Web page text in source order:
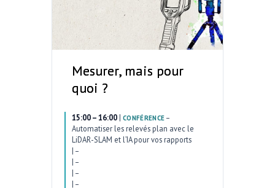
Mesurer, mais pour
quoi ?
15:00 – 16:00 | CONFÉRENCE –
Automatiser les relevés plan avec le
LiDAR-SLAM et l’IA pour vos rapports
| –
| –
| –
| –